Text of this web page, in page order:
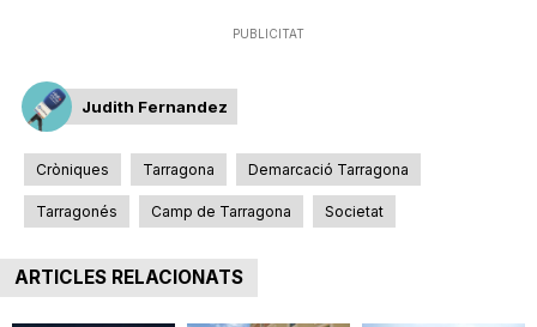
PUBLICITAT
Judith Fernandez
Cròniques Tarragona Demarcació Tarragona
Tarragonés Camp de Tarragona Societat
ARTICLES RELACIONATS